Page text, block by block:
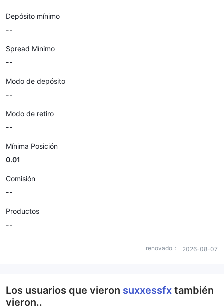
Depósito mínimo
--
Spread Mínimo
--
Modo de depósito
--
Modo de retiro
--
Mínima Posición
0.01
Comisión
--
Productos
--
renovado： 2026-08-07
Los usuarios que vieron suxxessfx también
vieron..